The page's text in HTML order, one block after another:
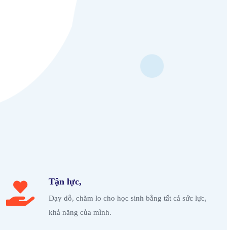
Tận lực,
Dạy dỗ, chăm lo cho học sinh bằng tất cả sức lực,
khả năng của mình.